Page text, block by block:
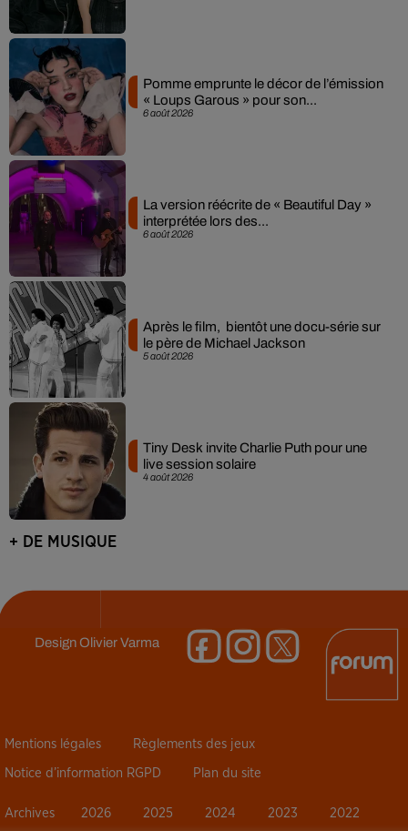
6 août 2026
Pomme emprunte le décor de l’émission
« Loups Garous » pour son...
6 août 2026
La version réécrite de « Beautiful Day »
interprétée lors des...
5 août 2026
Après le film, bientôt une docu-série sur
le père de Michael Jackson
4 août 2026
Tiny Desk invite Charlie Puth pour une
live session solaire
+ DE MUSIQUE
DesignOlivier Varma
Mentions légales Règlements des jeux
Notice d’information RGPD Plan du site
Archives 2026 2025 2024 2023 2022